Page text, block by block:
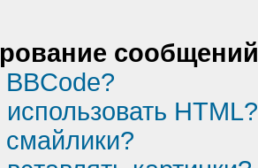
BBCode?
HTML?
смайлики?